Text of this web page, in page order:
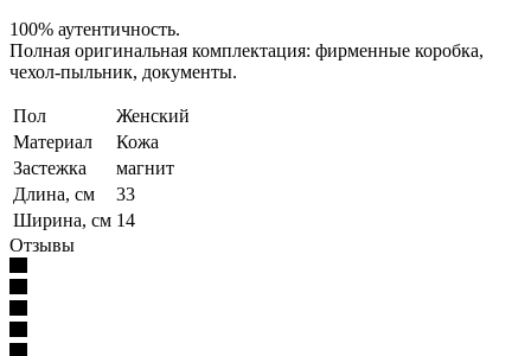
100% аутентичность.
Полная оригинальная комплектация: фирменные коробка,
чехол-пыльник, документы.
Пол
Женский
Материал
Кожа
Застежка
магнит
Длина, см
33
Ширина, см 14
Отзывы